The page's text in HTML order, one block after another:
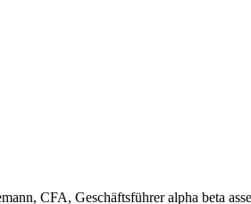
CFA, Geschäftsführer alpha beta